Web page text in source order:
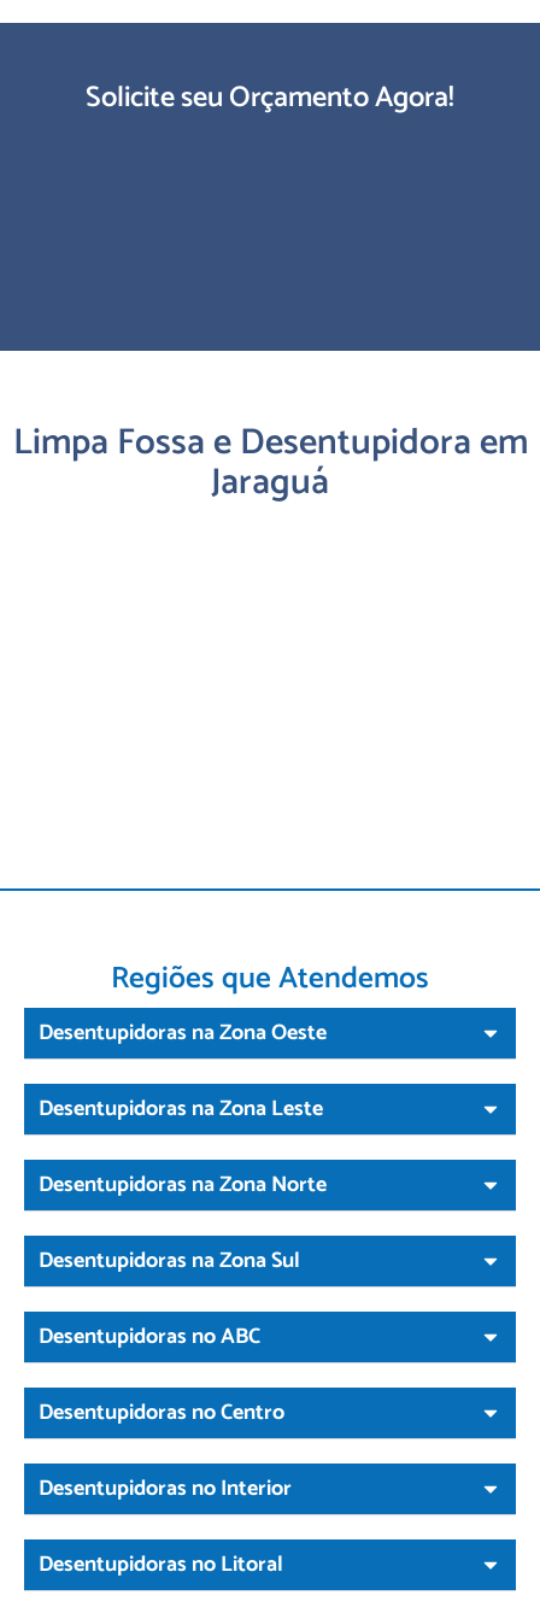
Solicite seu Orçamento Agora!
Limpa Fossa e Desentupidora em
Jaraguá
Regiões que Atendemos
Desentupidoras na Zona Oeste
Desentupidoras na Zona Leste
Desentupidoras na Zona Norte
Desentupidoras na Zona Sul
Desentupidoras no ABC
Desentupidoras no Centro
Desentupidoras no Interior
Desentupidoras no Litoral